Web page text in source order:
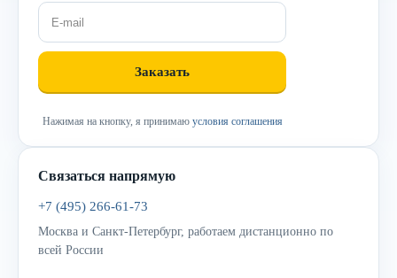
Нажимая на кнопку, я принимаю условия соглашения
Связаться напрямую
+7 (495) 266-61-73
Москва и Санкт-Петербург, работаем дистанционно по
всей России